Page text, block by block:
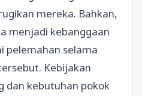
mereka. Bahkan,
menjadi kebanggaan
pelemahan selama
Kebijakan
dan kebutuhan pokok